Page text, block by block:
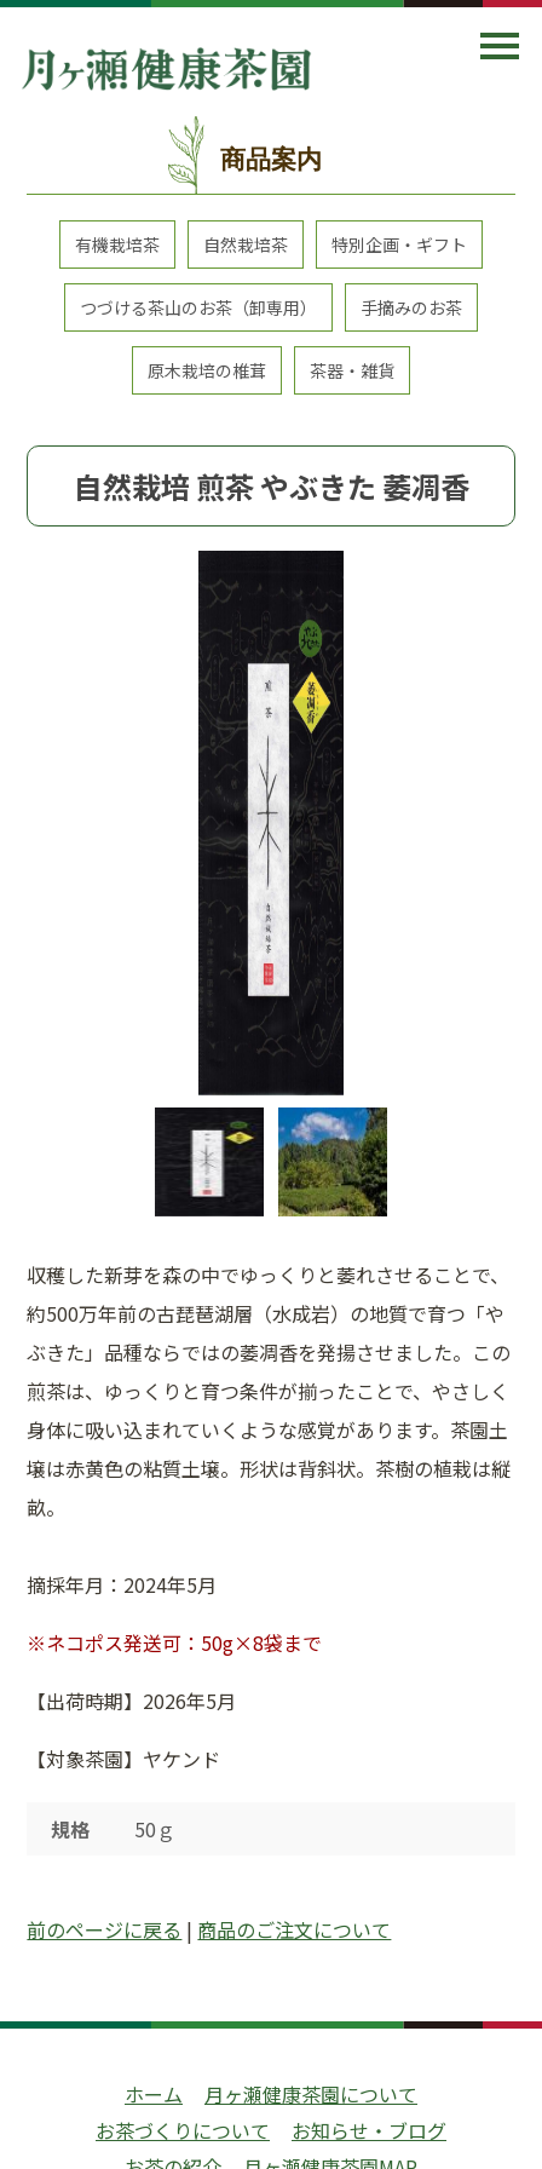
商品案内
有機栽培茶 自然栽培茶 特別企画・ギフト
つづける茶山のお茶（卸専用） 手摘みのお茶
原木栽培の椎茸 茶器・雑貨
自然栽培 煎茶 やぶきた 萎凋香
収穫した新芽を森の中でゆっくりと萎れさせることで、
約500万年前の古琵琶湖層（水成岩）の地質で育つ「や
ぶきた」品種ならではの萎凋香を発揚させました。この
煎茶は、ゆっくりと育つ条件が揃ったことで、やさしく
身体に吸い込まれていくような感覚があります。茶園土
壌は赤黄色の粘質土壌。形状は背斜状。茶樹の植栽は縦
畝。
摘採年月：2024年5月
※ネコポス発送可：50g×8袋まで
【出荷時期】2026年5月
【対象茶園】ヤケンド
規格 50ｇ
前のページに戻る | 商品のご注文について
ホーム
月ヶ瀬健康茶園について
お茶づくりについて
お知らせ・ブログ